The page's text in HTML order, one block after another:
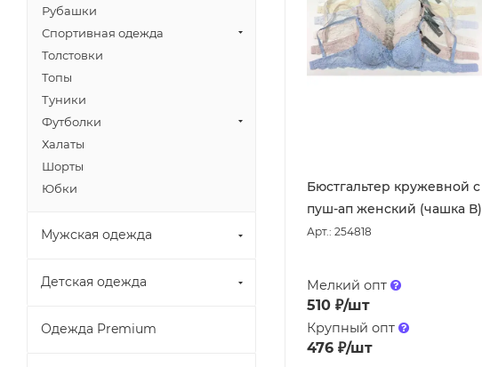
Бюстгальтер кружевной с
пуш-ап женский (чашка В)
Арт.: 254818
Мелкий опт
510 ₽/шт
Крупный опт
476 ₽/шт
Рубашки
Спортивная одежда
Толстовки
Топы
Туники
Футболки
Халаты
Шорты
Юбки
Мужская одежда
Детская одежда
Одежда Premium